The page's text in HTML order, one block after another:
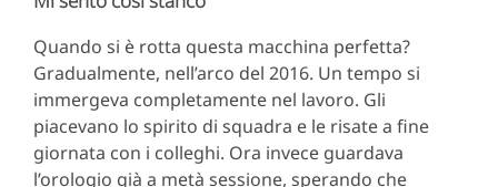
Quando si è rotta questa macchina perfetta?
Gradualmente, nell’arco del 2016. Un tempo si
immergeva completamente nel lavoro. Gli
piacevano lo spirito di squadra e le risate a fine
giornata con i colleghi. Ora invece guardava
l’orologio già a metà sessione, sperando che